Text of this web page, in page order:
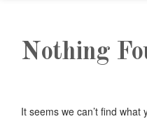
Nothing
It seems we can’t find what